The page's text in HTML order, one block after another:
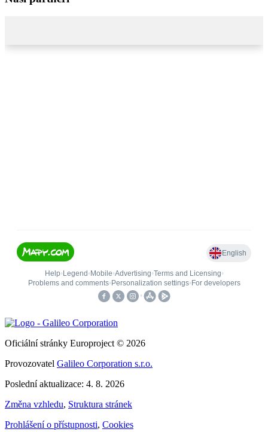
Oficiální stránky Europroject © 2026
Provozovatel Galileo Corporation s.r.o.
Poslední aktualizace: 4. 8. 2026
Změna vzhledu, Struktura stránek
Prohlášení o přístupnosti, Cookies